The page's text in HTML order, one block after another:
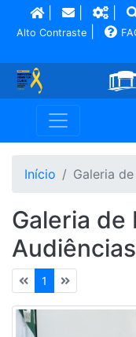
|
Alto Contraste
Início Galeria
Galeria de
1